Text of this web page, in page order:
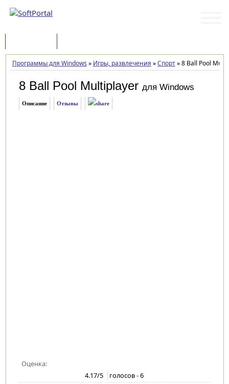
Программы для Windows » Игры, развлечения »Спорт»8 Ball Pool
8 Ball Pool Multiplayer для Windows
Описание Отзывы
Оценка:
4.17/5 голосов -6